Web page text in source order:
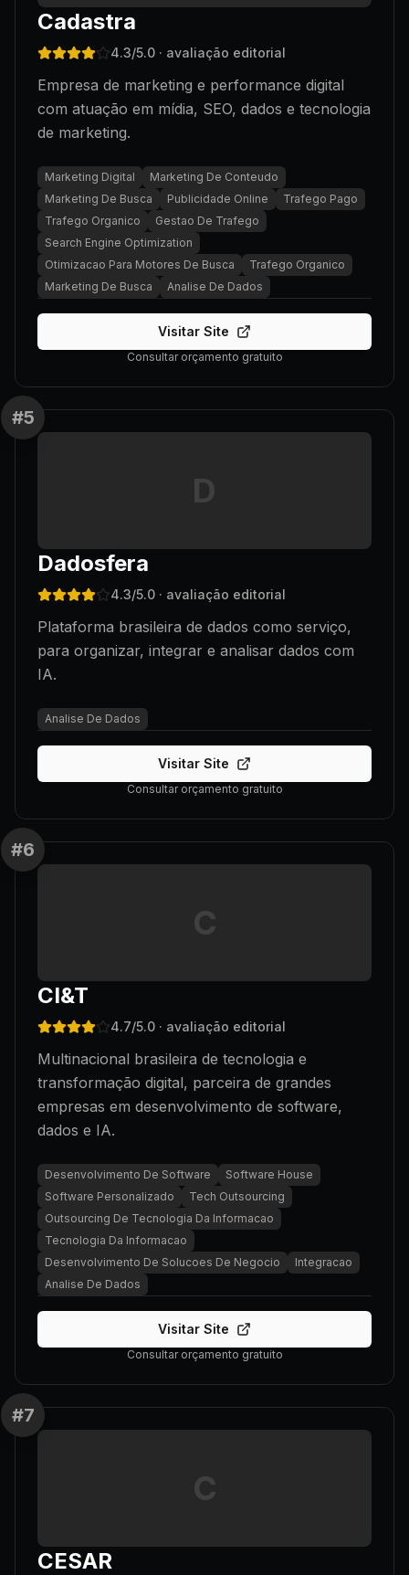
Cadastra
4.3/5.0 · avaliação editorial
Empresa de marketing e performance digital
com atuação em mídia, SEO, dados e tecnologia
de marketing.
Marketing Digital
Marketing De Conteudo
Marketing De Busca
Publicidade Online
Trafego Pago
Trafego Organico
Gestao De Trafego
Search Engine Optimization
Otimizacao Para Motores De Busca
Trafego Organico
Marketing De Busca
Analise De Dados
Visitar Site
Consultar orçamento gratuito
#5
D
Dadosfera
4.3/5.0 · avaliação editorial
Plataforma brasileira de dados como serviço,
para organizar, integrar e analisar dados com
IA.
Analise De Dados
Visitar Site
Consultar orçamento gratuito
#6
C
CI&T
4.7/5.0 · avaliação editorial
Multinacional brasileira de tecnologia e
transformação digital, parceira de grandes
empresas em desenvolvimento de software,
dados e IA.
Desenvolvimento De Software
Software House
Software Personalizado
Tech Outsourcing
Outsourcing De Tecnologia Da Informacao
Tecnologia Da Informacao
Desenvolvimento De Solucoes De Negocio
Integracao
Analise De Dados
Visitar Site
Consultar orçamento gratuito
#7
C
CESAR